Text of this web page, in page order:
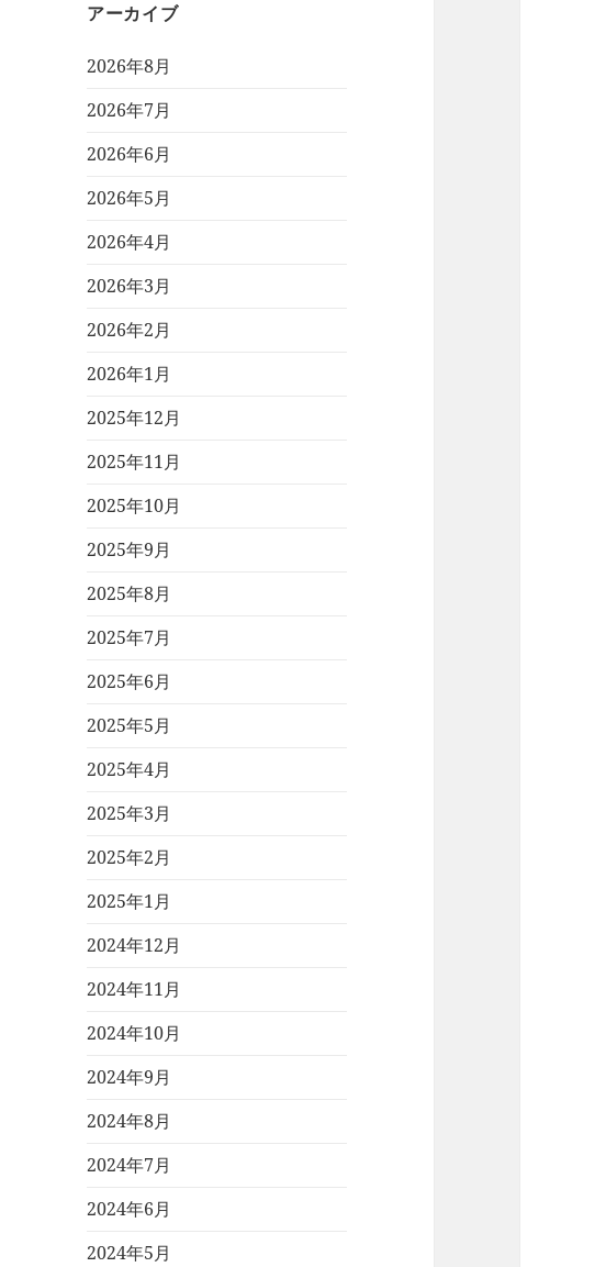
アーカイブ
2026年8月
2026年7月
2026年6月
2026年5月
2026年4月
2026年3月
2026年2月
2026年1月
2025年12月
2025年11月
2025年10月
2025年9月
2025年8月
2025年7月
2025年6月
2025年5月
2025年4月
2025年3月
2025年2月
2025年1月
2024年12月
2024年11月
2024年10月
2024年9月
2024年8月
2024年7月
2024年6月
2024年5月